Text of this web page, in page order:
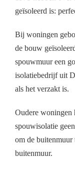
geïsoleerd is:
Bij woningen
de bouw
spouwmuur een
isolatiebedrijf uit
als het verzakt is.
Oudere woningen
spouwisolatie
om de buitenmuur
buitenmuur.